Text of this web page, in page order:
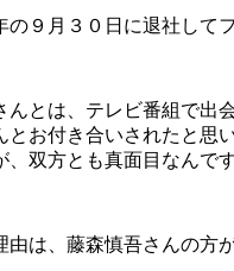
の９月３０日に退社して
んとは、テレビ番組で出
とお付き合いされたと思
、双方とも真面目なんです
由は、藤森慎吾さんの方